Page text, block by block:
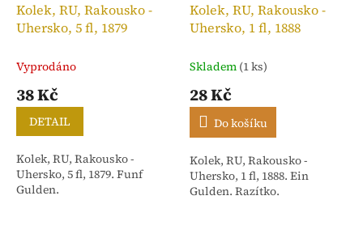
Kolek, RU, Rakousko -
Uhersko, 5 fl, 1879
Vyprodáno
38 Kč
DETAIL
Kolek, RU, Rakousko -
Uhersko, 5 fl, 1879. Funf
Gulden.
Kolek, RU, Rakousko -
Uhersko, 1 fl, 1888
Skladem (1 ks)
28 Kč
Do košíku
Kolek, RU, Rakousko -
Uhersko, 1 fl, 1888. Ein
Gulden. Razítko.